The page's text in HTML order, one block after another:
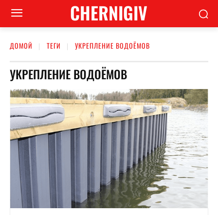
CHERNIGIV
ДОМОЙ ТЕГИ УКРЕПЛЕНИЕ ВОДОЁМОВ
УКРЕПЛЕНИЕ ВОДОЁМОВ